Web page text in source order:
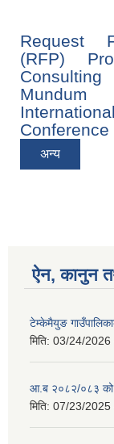
Request
(RFP)
Conference
अन्य
ऐन, कानुन
टेम्केमैयुङ
मिति: 03/24/2026
आ.ब २०८२/०८३ को
मिति: 07/23/2025